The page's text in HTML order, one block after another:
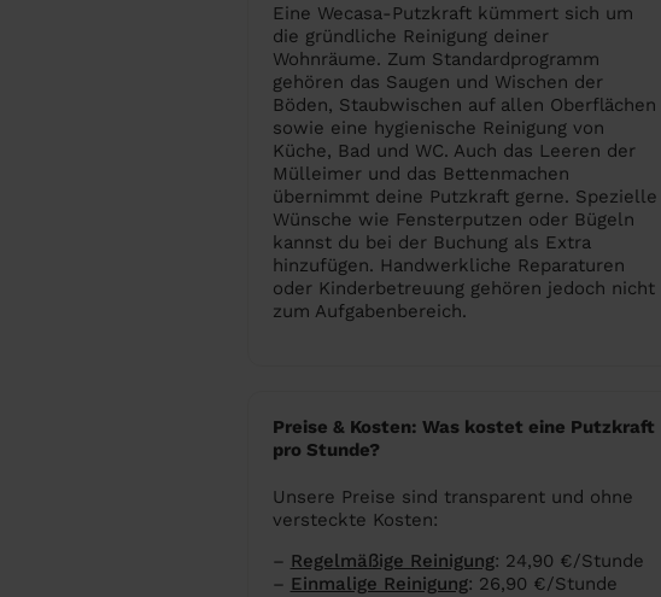
Eine Wecasa-Putzkraft kümmert sich um
die gründliche Reinigung deiner
Wohnräume. Zum Standardprogramm
gehören das Saugen und Wischen der
Böden, Staubwischen auf allen Oberflächen
sowie eine hygienische Reinigung von
Küche, Bad und WC. Auch das Leeren der
Mülleimer und das Bettenmachen
übernimmt deine Putzkraft gerne. Spezielle
Wünsche wie Fensterputzen oder Bügeln
kannst du bei der Buchung als Extra
hinzufügen. Handwerkliche Reparaturen
oder Kinderbetreuung gehören jedoch nicht
zum Aufgabenbereich.
Preise & Kosten: Was kostet eine Putzkraft
pro Stunde?
Unsere Preise sind transparent und ohne
versteckte Kosten:
– Regelmäßige Reinigung: 24,90 €/Stunde
– Einmalige Reinigung: 26,90 €/Stunde